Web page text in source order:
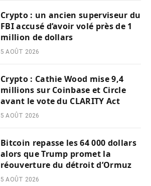
Crypto : un ancien superviseur du
FBI accusé d’avoir volé près de 1
million de dollars
5 AOÛT 2026
Crypto : Cathie Wood mise 9,4
millions sur Coinbase et Circle
avant le vote du CLARITY Act
5 AOÛT 2026
Bitcoin repasse les 64 000 dollars
alors que Trump promet la
réouverture du détroit d’Ormuz
5 AOÛT 2026